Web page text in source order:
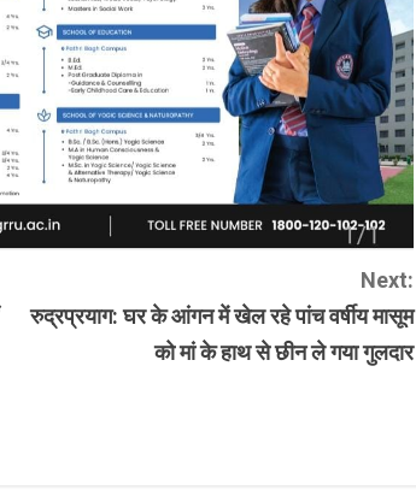
Next:
रुद्रप्रयाग: घर के आंगन में खेल रहे पांच वर्षीय मासूम
को मां के हाथ से छीन ले गया गुलदार